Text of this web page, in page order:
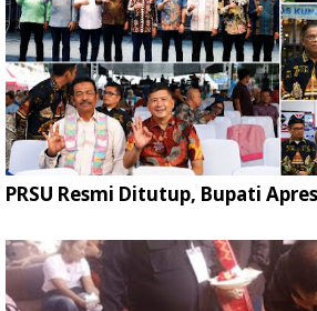
PRSU Resmi Ditutup, Bupati